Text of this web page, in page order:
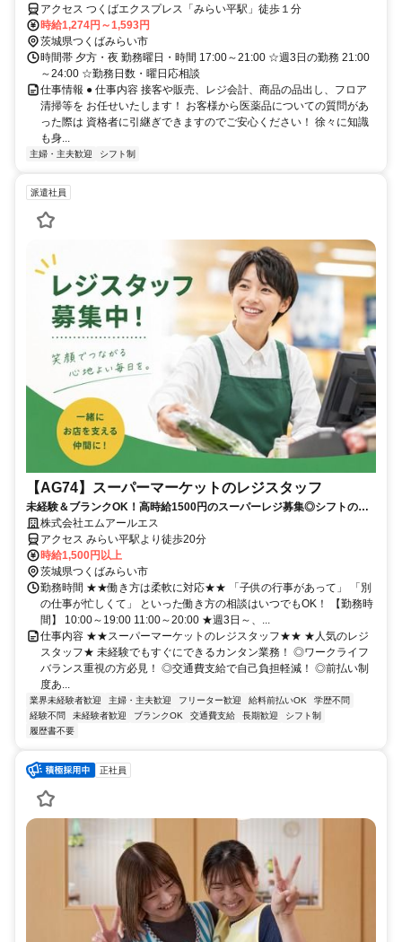
アクセス つくばエクスプレス「みらい平駅」徒歩１分
時給1,274円～1,593円
茨城県つくばみらい市
時間帯 夕方・夜 勤務曜日・時間 17:00～21:00 ☆週3日の勤務 21:00
～24:00 ☆勤務日数・曜日応相談
仕事情報 ● 仕事内容 接客や販売、レジ会計、商品の品出し、フロア
清掃等を お任せいたします！ お客様から医薬品についての質問があ
った際は 資格者に引継ぎできますのでご安心ください！ 徐々に知識
も身...
主婦・主夫歓迎 シフト制
派遣社員
【AG74】スーパーマーケットのレジスタッフ
未経験＆ブランクOK！高時給1500円のスーパーレジ募集◎シフトの相
談もしやすく家庭との両立も安心♪
株式会社エムアールエス
アクセス みらい平駅より徒歩20分
時給1,500円以上
茨城県つくばみらい市
勤務時間 ★★働き方は柔軟に対応★★ 「子供の行事があって」 「別
の仕事が忙しくて」 といった働き方の相談はいつでもOK！ 【勤務時
間】 10:00～19:00 11:00～20:00 ★週3日～、...
仕事内容 ★★スーパーマーケットのレジスタッフ★★ ★人気のレジ
スタッフ★ 未経験でもすぐにできるカンタン業務！ ◎ワークライフ
バランス重視の方必見！ ◎交通費支給で自己負担軽減！ ◎前払い制
度あ...
業界未経験者歓迎 主婦・主夫歓迎 フリーター歓迎 給料前払いOK
学歴不問
経験不問
未経験者歓迎 ブランクOK 交通費支給 長期歓迎
シフト制
履歴書不要
正社員